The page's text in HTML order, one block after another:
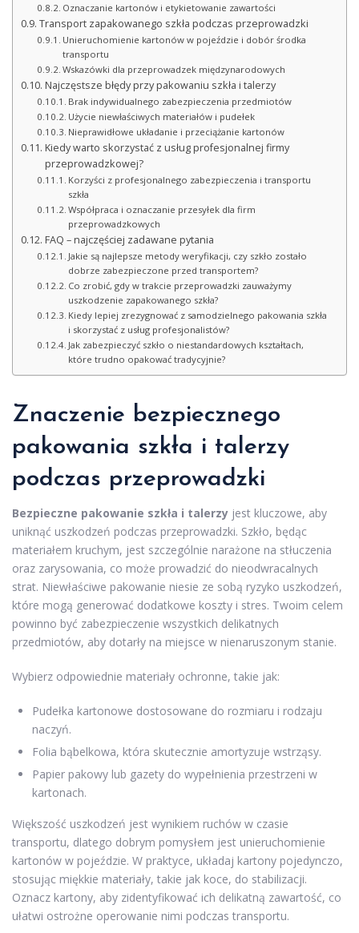
Oznaczanie kartonów i etykietowanie zawartości
Transport zapakowanego szkła podczas przeprowadzki
Unieruchomienie kartonów w pojeździe i dobór środka
transportu
Wskazówki dla przeprowadzek międzynarodowych
Najczęstsze błędy przy pakowaniu szkła i talerzy
Brak indywidualnego zabezpieczenia przedmiotów
Użycie niewłaściwych materiałów i pudełek
Nieprawidłowe układanie i przeciążanie kartonów
Kiedy warto skorzystać z usług profesjonalnej firmy
przeprowadzkowej?
Korzyści z profesjonalnego zabezpieczenia i transportu
szkła
Współpraca i oznaczanie przesyłek dla firm
przeprowadzkowych
FAQ – najczęściej zadawane pytania
Jakie są najlepsze metody weryfikacji, czy szkło zostało
dobrze zabezpieczone przed transportem?
Co zrobić, gdy w trakcie przeprowadzki zauważymy
uszkodzenie zapakowanego szkła?
Kiedy lepiej zrezygnować z samodzielnego pakowania szkła
i skorzystać z usług profesjonalistów?
Jak zabezpieczyć szkło o niestandardowych kształtach,
które trudno opakować tradycyjnie?
Znaczenie bezpiecznego
pakowania szkła i talerzy
podczas przeprowadzki
Bezpieczne pakowanie szkła i talerzy jest kluczowe, aby
uniknąć uszkodzeń podczas przeprowadzki. Szkło, będąc
materiałem kruchym, jest szczególnie narażone na stłuczenia
oraz zarysowania, co może prowadzić do nieodwracalnych
strat. Niewłaściwe pakowanie niesie ze sobą ryzyko uszkodzeń,
które mogą generować dodatkowe koszty i stres. Twoim celem
powinno być zabezpieczenie wszystkich delikatnych
przedmiotów, aby dotarły na miejsce w nienaruszonym stanie.
Wybierz odpowiednie materiały ochronne, takie jak:
Pudełka kartonowe dostosowane do rozmiaru i rodzaju
naczyń.
Folia bąbelkowa, która skutecznie amortyzuje wstrząsy.
Papier pakowy lub gazety do wypełnienia przestrzeni w
kartonach.
Większość uszkodzeń jest wynikiem ruchów w czasie
transportu, dlatego dobrym pomysłem jest unieruchomienie
kartonów w pojeździe. W praktyce, układaj kartony pojedynczo,
stosując miękkie materiały, takie jak koce, do stabilizacji.
Oznacz kartony, aby zidentyfikować ich delikatną zawartość, co
ułatwi ostrożne operowanie nimi podczas transportu.